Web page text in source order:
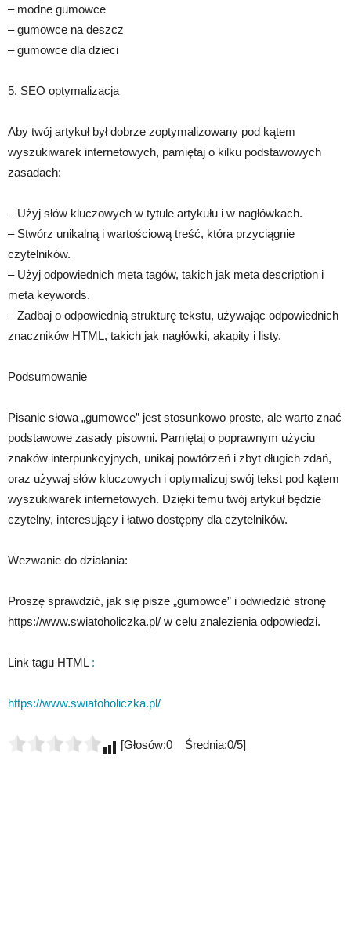
– modne gumowce
– gumowce na deszcz
– gumowce dla dzieci
5. SEO optymalizacja
Aby twój artykuł był dobrze zoptymalizowany pod kątem
wyszukiwarek internetowych, pamiętaj o kilku podstawowych
zasadach:
– Użyj słów kluczowych w tytule artykułu i w nagłówkach.
– Stwórz unikalną i wartościową treść, która przyciągnie
czytelników.
– Użyj odpowiednich meta tagów, takich jak meta description i
meta keywords.
– Zadbaj o odpowiednią strukturę tekstu, używając odpowiednich
znaczników HTML, takich jak nagłówki, akapity i listy.
Podsumowanie
Pisanie słowa „gumowce” jest stosunkowo proste, ale warto znać
podstawowe zasady pisowni. Pamiętaj o poprawnym użyciu
znaków interpunkcyjnych, unikaj powtórzeń i zbyt długich zdań,
oraz używaj słów kluczowych i optymalizuj swój tekst pod kątem
wyszukiwarek internetowych. Dzięki temu twój artykuł będzie
czytelny, interesujący i łatwo dostępny dla czytelników.
Wezwanie do działania:
Proszę sprawdzić, jak się pisze „gumowce” i odwiedzić stronę
https://www.swiatoholiczka.pl/ w celu znalezienia odpowiedzi.
Link tagu HTML :
https://www.swiatoholiczka.pl/
[Głosów:0 Średnia:0/5]